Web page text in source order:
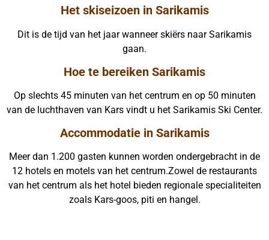
Het skiseizoen in Sarikamis
Dit is de tijd van het jaar wanneer skiërs naar Sarikamis
gaan.
Hoe te bereiken Sarikamis
Op slechts 45 minuten van het centrum en op 50 minuten
van de luchthaven van Kars vindt u het Sarikamis Ski Center.
Accommodatie in Sarikamis
Meer dan 1.200 gasten kunnen worden ondergebracht in de
12 hotels en motels van het centrum.Zowel de restaurants
van het centrum als het hotel bieden regionale specialiteiten
zoals Kars-goos, piti en hangel.